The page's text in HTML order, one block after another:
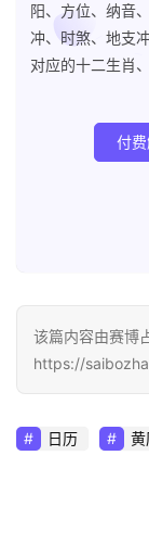
阳、方位、纳音
冲、时煞、地支
对应的十二生肖
付
该篇内容由赛博
https://
日历 黄